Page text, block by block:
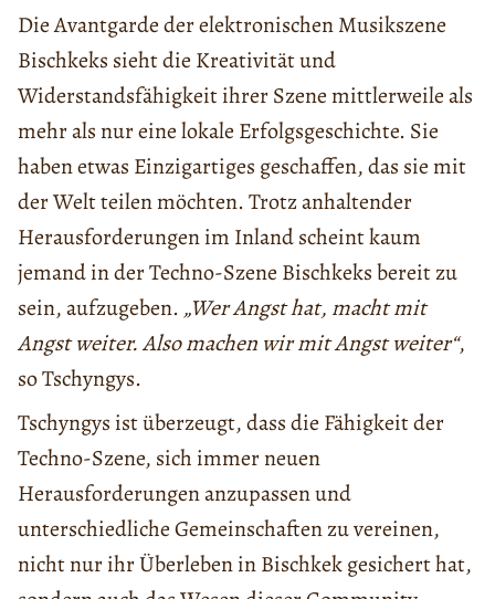
Die Avantgarde der elektronischen Musikszene
Bischkeks sieht die Kreativität und
Widerstandsfähigkeit ihrer Szene mittlerweile als
mehr als nur eine lokale Erfolgsgeschichte. Sie
haben etwas Einzigartiges geschaffen, das sie mit
der Welt teilen möchten. Trotz anhaltender
Herausforderungen im Inland scheint kaum
jemand in der Techno-Szene Bischkeks bereit zu
sein, aufzugeben. „Wer Angst hat, macht mit
Angst weiter. Also machen wir mit Angst weiter“,
so Tschyngys.
Tschyngys ist überzeugt, dass die Fähigkeit der
Techno-Szene, sich immer neuen
Herausforderungen anzupassen und
unterschiedliche Gemeinschaften zu vereinen,
nicht nur ihr Überleben in Bischkek gesichert hat,